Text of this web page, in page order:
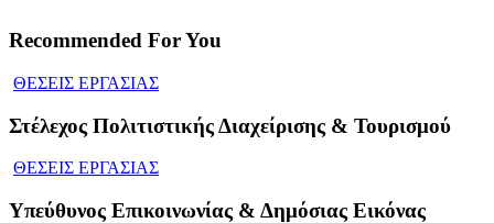
Recommended For You
ΘΕΣΕΙΣ ΕΡΓΑΣΙΑΣ
Στέλεχος Πολιτιστικής Διαχείρισης & Τουρισμού
ΘΕΣΕΙΣ ΕΡΓΑΣΙΑΣ
Υπεύθυνος Επικοινωνίας & Δημόσιας Εικόνας